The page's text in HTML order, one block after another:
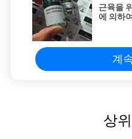
근육을
에 의하
계
상